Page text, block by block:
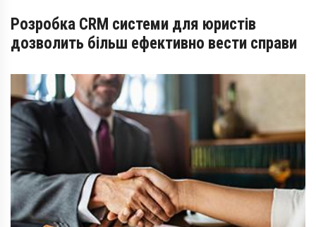
Розробка CRM системи для юристів
дозволить більш ефективно вести справи